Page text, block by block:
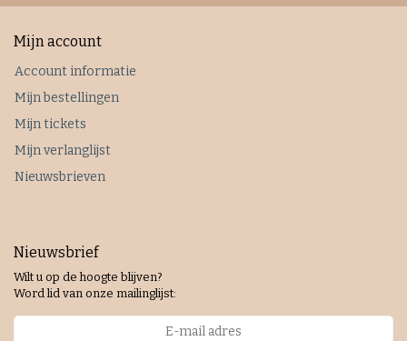
Mijn account
Account informatie
Mijn bestellingen
Mijn tickets
Mijn verlanglijst
Nieuwsbrieven
Nieuwsbrief
Wilt u op de hoogte blijven?
Word lid van onze mailinglijst: